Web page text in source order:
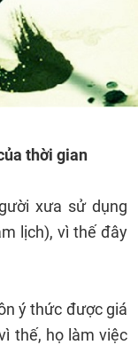
thời gian
xưa sử dụng
lịch), vì thế đây
ý thức được giá
thế, họ làm việc